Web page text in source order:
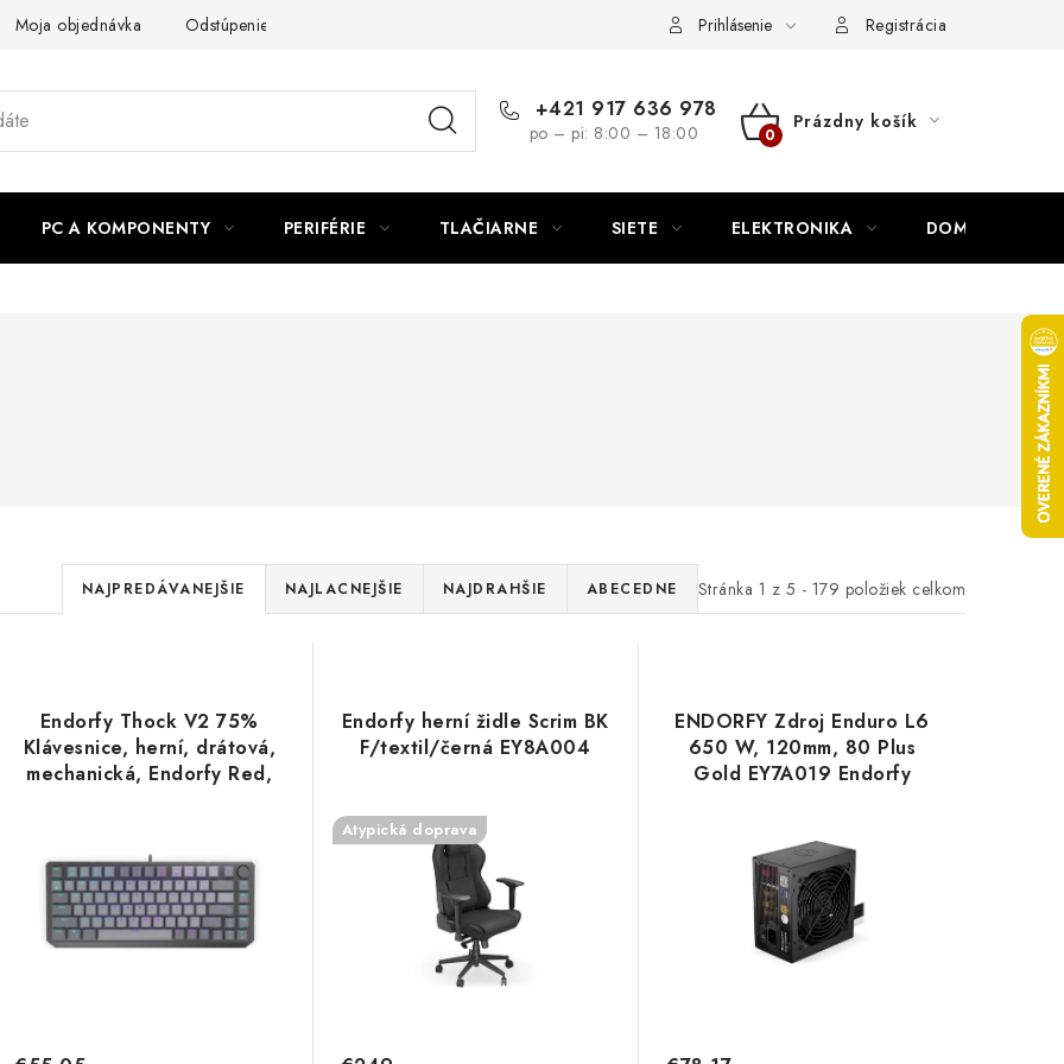
Moja objednávka Odstúpenie od zmluvy Napíšte námPrihlásenie Registrácia
+421 917 636 978
po – pi: 8:00 – 18:00
NÁKUPNÝ
Prázdny košík
PC A KOMPONENTY PERIFÉRIE TLAČIARNE SIETE ELEKTRONIKA DOMÁCNOSŤ
Stránka 1 z 5 - 179 položiek celkom
R
a
e
n
e
p
r
NAJPREDÁVANEJŠIE NAJLACNEJŠIE NAJDRAHŠIE ABECEDNE
Endorfy Thock V2 75%
Klávesnice, herní, drátová,
mechanická, Endorfy Red,
EY5A127
Endorfy herní židle Scrim BK
F/textil/černá EY8A004
Atypická doprava
ENDORFY Zdroj Enduro L6
650 W, 120mm, 80 Plus
Gold EY7A019 Endorfy